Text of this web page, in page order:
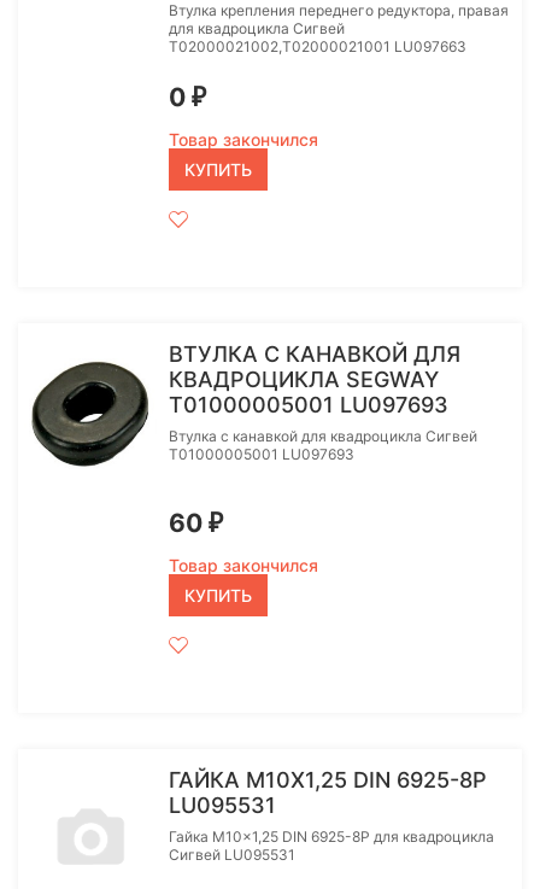
Втулка крепления переднего редуктора, правая
для квадроцикла Сигвей
T02000021002,T02000021001 LU097663
0 ₽
Товар закончился
КУПИТЬ
ВТУЛКА С КАНАВКОЙ ДЛЯ
КВАДРОЦИКЛА SEGWAY
T01000005001 LU097693
Втулка с канавкой для квадроцикла Сигвей
T01000005001 LU097693
60 ₽
Товар закончился
КУПИТЬ
ГАЙКА M10X1,25 DIN 6925-8P
LU095531
Гайка M10x1,25 DIN 6925-8P для квадроцикла
Сигвей LU095531